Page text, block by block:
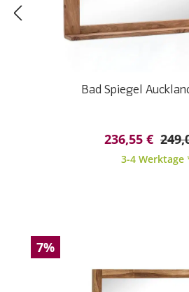
Bad Spiegel
236,55 €
3-4 Werktage
7%